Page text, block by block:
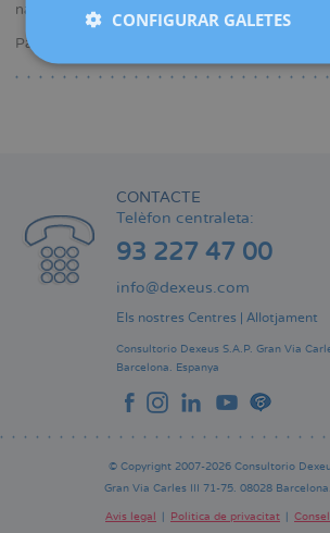
nacionals i internacionals.
Participació en estudis i projectes de recerca.
CONTACTE
Telèfon centraleta:
93 227 47 00
info@dexeus.com
Els nostres Centres | Allotjament
Consultorio Dexeus S.A.P. Gran Via
Barcelona. Espanya
© Copyright 2007-2026 Consultorio
Gran Via Carles III 71-75. 08028
Avís legal Política de privacitat
CONFIGURAR GALETES